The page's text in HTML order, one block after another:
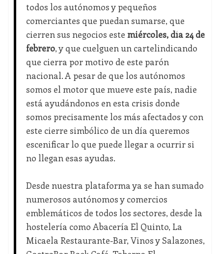
todos los autónomos y pequeños
comerciantes que puedan sumarse, que
cierren sus negocios este miércoles, día 24 de
febrero, y que cuelguen un cartelindicando
que cierra por motivo de este parón
nacional. A pesar de que los autónomos
somos el motor que mueve este país, nadie
está ayudándonos en esta crisis donde
somos precisamente los más afectados y con
este cierre simbólico de un día queremos
escenificar lo que puede llegar a ocurrir si
no llegan esas ayudas.
Desde nuestra plataforma ya se han sumado
numerosos autónomos y comercios
emblemáticos de todos los sectores, desde la
hostelería como Abacería El Quinto, La
Micaela Restaurante-Bar, Vinos y Salazones,